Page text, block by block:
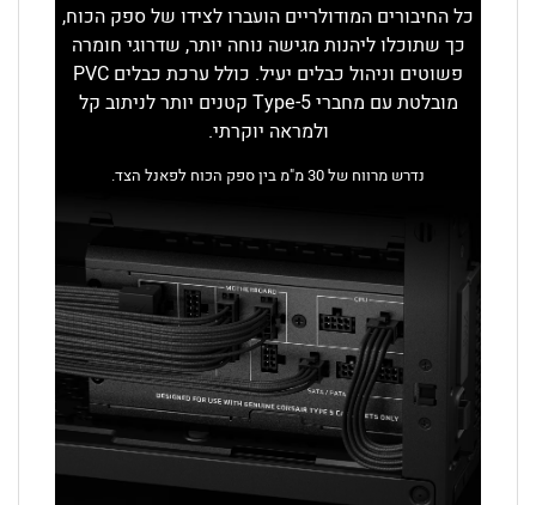
כל החיבורים המודולריים הועברו לצידו של ספק הכוח,
כך שתוכלו ליהנות מגישה נוחה יותר, שדרוגי חומרה
פשוטים וניהול כבלים יעיל. כולל ערכת כבלים PVC
מובלטת עם מחברי Type-5 קטנים יותר לניתוב קל
ולמראה יוקרתי.
נדרש מרווח של 30 מ"מ בין ספק הכוח לפאנל הצד.